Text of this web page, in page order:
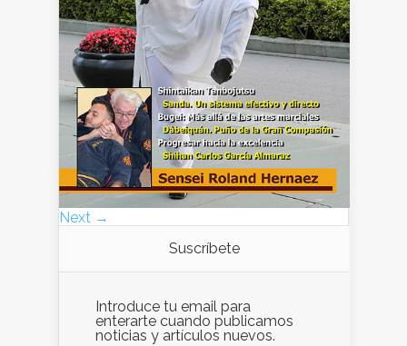
Next →
Suscríbete
Introduce tu email para
enterarte cuando publicamos
noticias y artículos nuevos.